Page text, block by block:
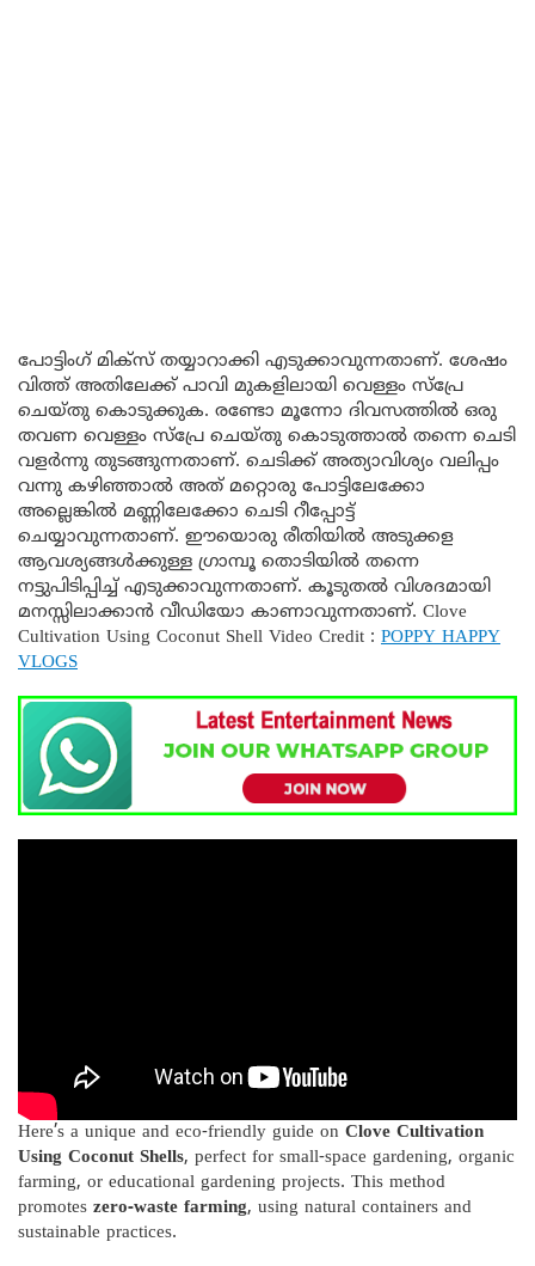
പോട്ടിംഗ് മിക്സ് തയ്യാറാക്കി എടുക്കാവുന്നതാണ്. ശേഷം
വിത്ത് അതിലേക്ക് പാവി മുകളിലായി വെള്ളം സ്പ്രേ
ചെയ്തു കൊടുക്കുക. രണ്ടോ മൂന്നോ ദിവസത്തിൽ ഒരു
തവണ വെള്ളം സ്പ്രേ ചെയ്തു കൊടുത്താൽ തന്നെ ചെടി
വളർന്നു തുടങ്ങുന്നതാണ്. ചെടിക്ക് അത്യാവിശ്യം വലിപ്പം
വന്നു കഴിഞ്ഞാൽ അത് മറ്റൊരു പോട്ടിലേക്കോ
അല്ലെങ്കിൽ മണ്ണിലേക്കോ ചെടി റീപ്പോട്ട്
ചെയ്യാവുന്നതാണ്. ഈയൊരു രീതിയിൽ അടുക്കള
ആവശ്യങ്ങൾക്കുള്ള ഗ്രാമ്പൂ തൊടിയിൽ തന്നെ
നട്ടുപിടിപ്പിച്ച് എടുക്കാവുന്നതാണ്. കൂടുതൽ വിശദമായി
മനസ്സിലാക്കാൻ വീഡിയോ കാണാവുന്നതാണ്. Clove
Cultivation Using Coconut Shell Video Credit : POPPY HAPPY
VLOGS
Here’s a unique and eco-friendly guide on Clove Cultivation
Using Coconut Shells, perfect for small-space gardening, organic
farming, or educational gardening projects. This method
promotes zero-waste farming, using natural containers and
sustainable practices.